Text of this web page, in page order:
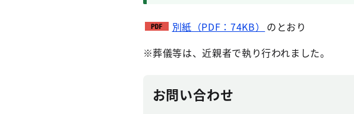
別紙（PDF：74KB）
のとおり
※葬儀等は、近親者で執り行われました。
お問い合わせ